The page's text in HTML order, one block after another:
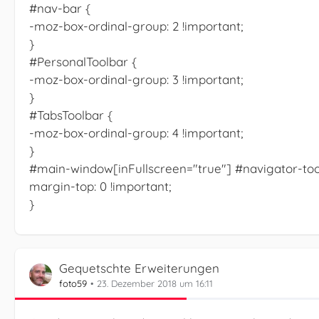
#nav-bar {
-moz-box-ordinal-group: 2 !important;
}
#PersonalToolbar {
-moz-box-ordinal-group: 3 !important;
}
#TabsToolbar {
-moz-box-ordinal-group: 4 !important;
}
#main-window[inFullscreen="true"] #navigator-
margin-top: 0 !important;
}
Gequetschte Erweiterungen
foto59 23. Dezember 2018 um 16:11